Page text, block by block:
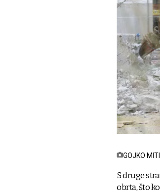
GOJKO
S druge
obrta, što